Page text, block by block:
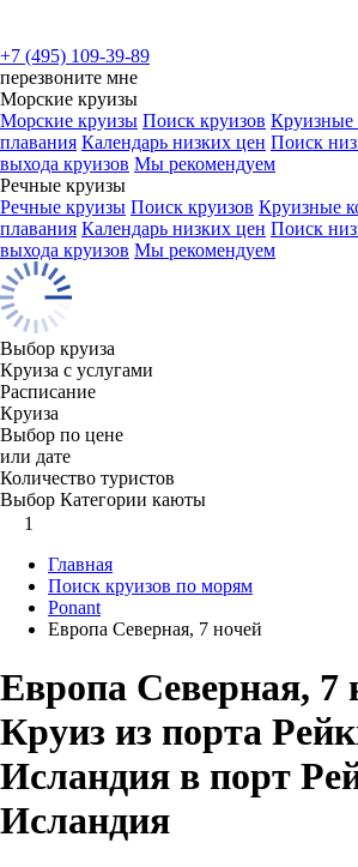
+7 (495) 109-39-89
перезвоните мне
Морские круизы
Морские круизы Поиск круизов Круизные
плавания Календарь низких цен Поиск
выхода круизов Мы рекомендуем
Речные круизы
Речные круизы Поиск круизов Круизные
плавания Календарь низких цен Поиск
выхода круизов Мы рекомендуем
Выбор круиза
Круиза с услугами
Расписание
Круиза
Выбор по цене
или дате
Количество туристов
Выбор Категории каюты
1
Главная
Поиск круизов по морям
Ponant
Европа Северная, 7 ночей
Европа Северная, 7
Круиз из порта
Исландия в порт
Исландия